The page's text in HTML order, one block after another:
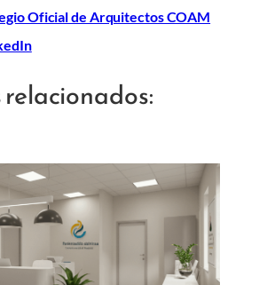
Oficial de Arquitectos COAM